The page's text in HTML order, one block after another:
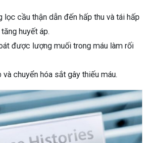
lọc cầu thận dẫn đến hấp thu và tái hấp
huyết áp.
được lượng muối trong máu làm rối
chuyển hóa sắt gây thiếu máu.